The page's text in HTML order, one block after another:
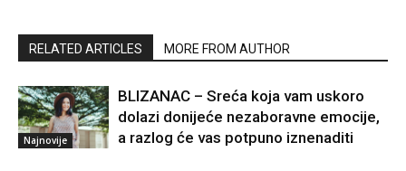
RELATED ARTICLES MORE FROM AUTHOR
Najnovije
BLIZANAC – Sreća koja vam uskoro
dolazi donijeće nezaboravne emocije,
a razlog će vas potpuno iznenaditi